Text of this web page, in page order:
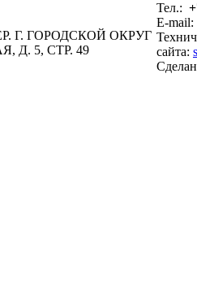
Г. ГОРОДСКОЙ ОКРУГ
Д. 5, СТР. 49
Тел.:
E-mail:
сайта: